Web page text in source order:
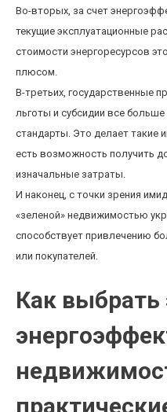
Во-вторых, за счет
текущие эксплуатационные
стоимости энергоресурсов
плюсом.
В-третьих, государственные
льготы и субсидии все
стандарты. Это делает такие
есть возможность получить
изначальные затраты.
И наконец, с точки зрения
«зеленой» недвижимостью
способствует привлечению
или покупателей.
Как выбрать